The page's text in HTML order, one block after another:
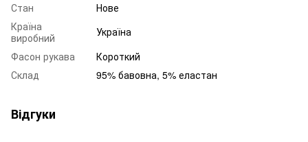
Стан
Нове
Країна
виробний
Україна
Фасон рукава
Короткий
Склад
95% бавовна, 5% еластан
Відгуки